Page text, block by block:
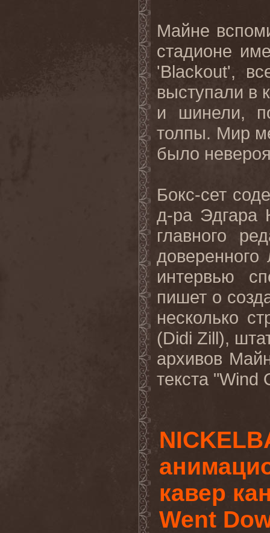
Майне
стадионе
'Blackout',
выступали в
и шинели,
толпы. Мир
было
Бокс-сет
д-ра Эдгара
главного
интервью
пишет о
несколько
(Didi Zill),
архивов
текста
кавер
Went